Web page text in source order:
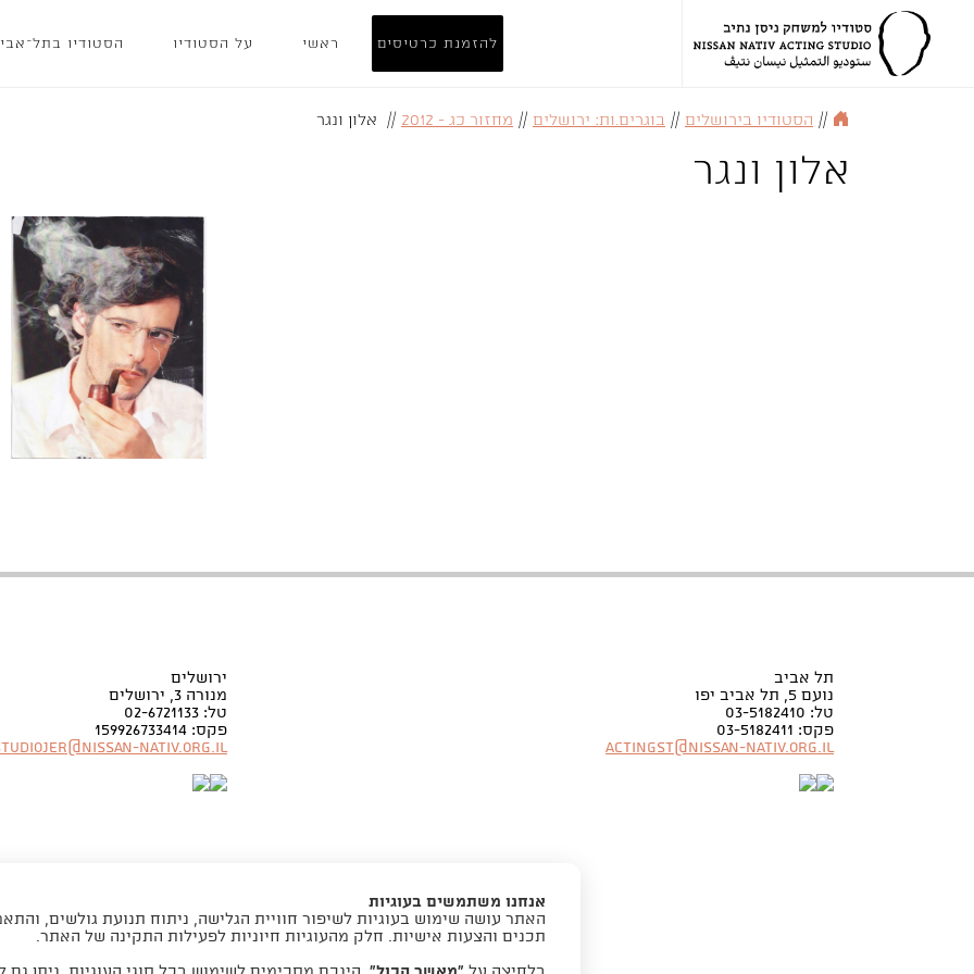
להזמנת כרטיסים ראשי על הסטודיו הסטודיו
// הסטודיו בירושלים // בוגרים.ות: ירושלים // מחזור כג - 2012 // אלון ונגר
אלון ונגר
תל אביב
נועם 5, תל אביב יפו
טל: 03-5182410
פקס: 03-5182411
Actingst@nissan-nativ.org.il
ירושלים
מנורה 3, ירושלים
טל: 02-6721133
פקס: 159926733414
nativ.org.il
אנחנו משתמשים בעוגיות
האתר עושה שימוש בעוגיות לשיפור חוויית הגלישה, ניתוח תנועת גולשים,
תכנים והצעות אישיות. חלק מהעוגיות חיוניות לפעילות התקינה של האתר.